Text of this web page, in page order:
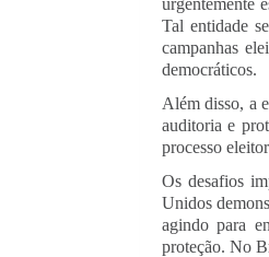
urgentemente
Tal entidade
campanhas
democráticos.
Além disso, a
auditoria e
processo
Os desafios
Unidos
agindo para
proteção. No